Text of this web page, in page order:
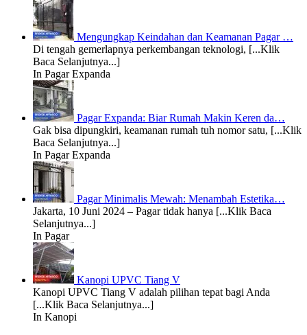
Mengungkap Keindahan dan Keamanan Pagar …
Di tengah gemerlapnya perkembangan teknologi, [...Klik
Baca Selanjutnya...]
In Pagar Expanda
Pagar Expanda: Biar Rumah Makin Keren da…
Gak bisa dipungkiri, keamanan rumah tuh nomor satu, [...Klik
Baca Selanjutnya...]
In Pagar Expanda
Pagar Minimalis Mewah: Menambah Estetika…
Jakarta, 10 Juni 2024 – Pagar tidak hanya [...Klik Baca
Selanjutnya...]
In Pagar
Kanopi UPVC Tiang V
Kanopi UPVC Tiang V adalah pilihan tepat bagi Anda
[...Klik Baca Selanjutnya...]
In Kanopi